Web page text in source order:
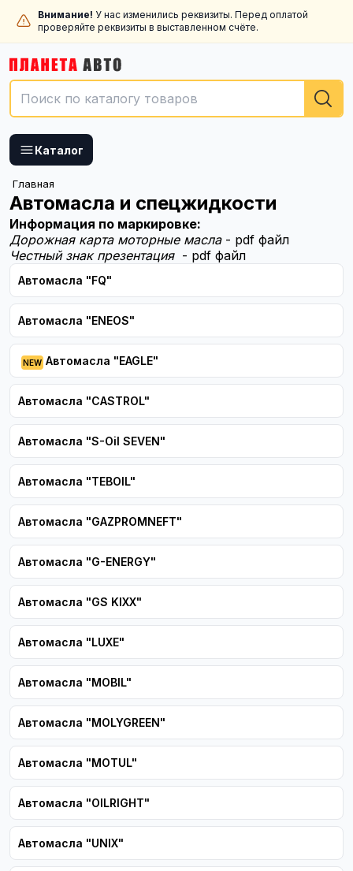
Внимание! У нас изменились реквизиты. Перед оплатой
проверяйте реквизиты в выставленном счёте.
Каталог
Главная
Автомасла и спецжидкости
Информация по маркировке:
Дорожная карта моторные масла- pdf файл
Честный знак презентация - pdf файл
Автомасла "FQ"
Автомасла "ENEOS"
Автомасла "EAGLE"
Автомасла "CASTROL"
Автомасла "S-Oil SEVEN"
Автомасла "TEBOIL"
Автомасла "GAZPROMNEFT"
Автомасла "G-ENERGY"
Автомасла "GS KIXX"
Автомасла "LUXЕ"
Автомасла "MOBIL"
Автомасла "MOLYGREEN"
Автомасла "MOTUL"
Автомасла "OILRIGHT"
Автомасла "UNIX"